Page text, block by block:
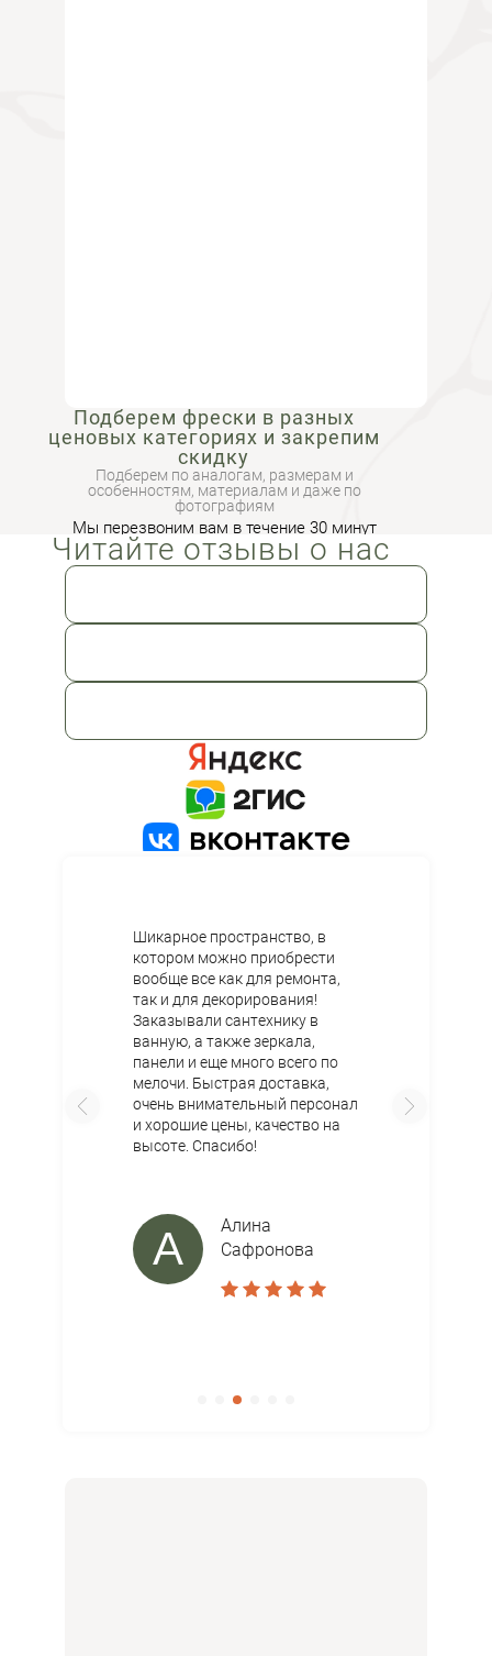
Подберем фрески в разных
ценовых категориях и закрепим
скидку
Подберем по аналогам, размерам и
особенностям, материалам и даже по
фотографиям
Мы перезвоним вам в течение 30 минут
Перезвоните мне
Я принимаюПоложениеи даю
Читайте отзывы о нас
Шикарное пространство, в
котором можно приобрести
вообще все как для ремонта,
так и для декорирования!
Заказывали сантехнику в
ванную, а также зеркала,
панели и еще много всего по
мелочи. Быстрая доставка,
очень внимательный персонал
и хорошие цены, качество на
высоте. Спасибо!
А
Алина
Сафронова